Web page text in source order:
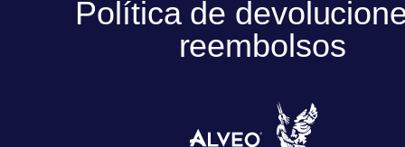
Política de
reembolsos